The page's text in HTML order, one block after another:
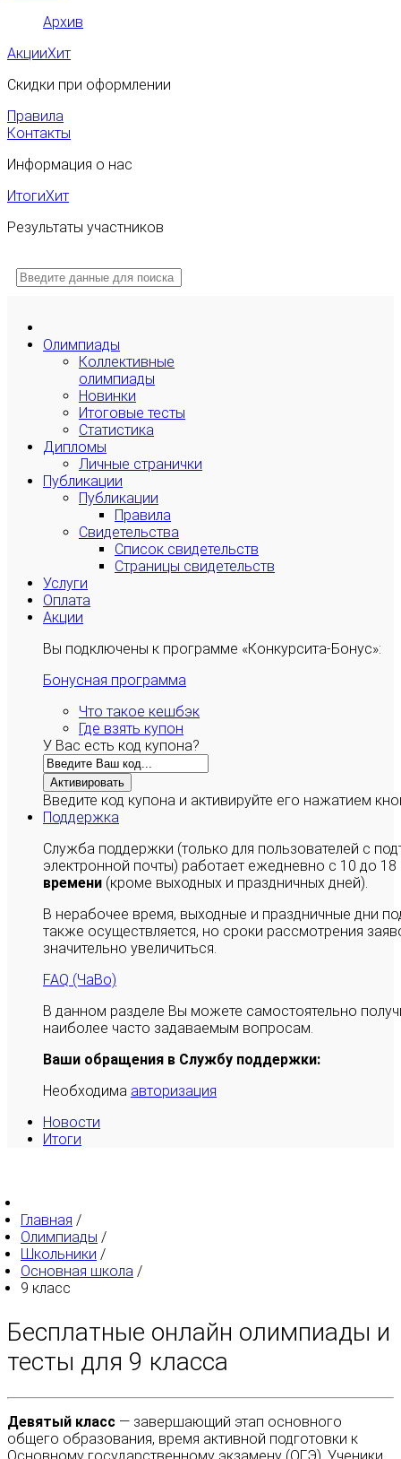
Архив
АкцииХит
Скидки при оформлении
Правила
Контакты
Информация о нас
ИтогиХит
Результаты участников
Олимпиады
Коллективные
олимпиады
Новинки
Итоговые тесты
Статистика
Дипломы
Личные странички
Публикации
Публикации
Правила
Свидетельства
Список свидетельств
Страницы свидетельств
Услуги
Оплата
Акции
Вы подключены к программе «Конкурсита-Бонус»:
Бонусная программа
Что такое кешбэк
Где взять купон
У Вас есть код купона?
Активировать
Введите код купона и активируйте его нажатием
Поддержка
Служба поддержки (только для пользователей с
электронной почты) работает ежедневно с 10 до
времени (кроме выходных и праздничных дней).
В нерабочее время, выходные и праздничные дни
также осуществляется, но сроки рассмотрения
значительно увеличиться.
FAQ (ЧаВо)
В данном разделе Вы можете самостоятельно
наиболее часто задаваемым вопросам.
Ваши обращения в Службу поддержки:
Необходима авторизация
Новости
Итоги
Главная /
Олимпиады /
Школьники /
Основная школа /
9 класс
Бесплатные онлайн олимпиады и
тесты для 9 класса
Девятый класс — завершающий этап основного
общего образования, время активной подготовки к